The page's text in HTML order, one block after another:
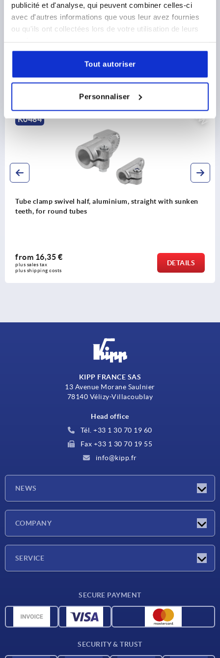
publicité et d'analyse, qui peuvent combiner celles-ci
avec d'autres informations que vous leur avez fournies
ou qu'ils ont collectées lors de votre utilisation de leurs
Tout autoriser
Personnaliser
DOWNLOADS
Discover our product range
NEW
aluminium, straight with sunken
K2578
Tube clamp
38,05 €
plus sales tax
plus shipping costs
KIPP FRANCE SAS
13 Avenue Morane Saulnier
78140 Vélizy-Villacoublay
Head office
Tél. +33 1 30 70 19 60
Fax +33 1 30 70 19 55
info@kipp.fr
NEWS
COMPANY
SERVICE
CAD data
SECURE PAYMENT
SECURITY & TRUST